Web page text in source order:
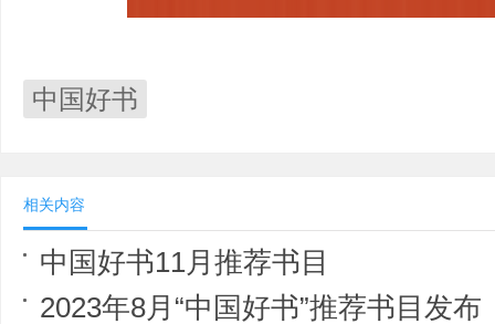
中国好书
相关内容
中国好书11月推荐书目
2023年8月“中国好书”推荐书目发布